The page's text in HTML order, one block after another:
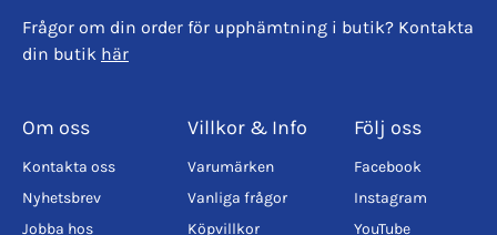
Frågor om din order för upphämtning i butik? Kontakta
din butik här
Om oss
Kontakta oss
Nyhetsbrev
Jobba hos
Villkor & Info
Varumärken
Vanliga frågor
Köpvillkor
Följ oss
Facebook
Instagram
YouTube